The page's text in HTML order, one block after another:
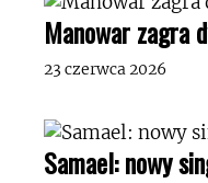
Manowar zagra
23 czerwca 2026
Samael: nowy